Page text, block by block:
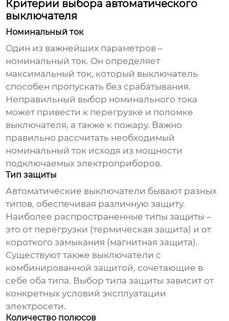
Критерии выбора автоматического
выключателя
Номинальный ток
Один из важнейших параметров –
номинальный ток. Он определяет
максимальный ток, который выключатель
способен пропускать без срабатывания.
Неправильный выбор номинального тока
может привести к перегрузке и поломке
выключателя, а также к пожару. Важно
правильно рассчитать необходимый
номинальный ток исходя из мощности
подключаемых электроприборов.
Тип защиты
Автоматические выключатели бывают разных
типов, обеспечивая различную защиту.
Наиболее распространенные типы защиты –
это от перегрузки (термическая защита) и от
короткого замыкания (магнитная защита).
Существуют также выключатели с
комбинированной защитой, сочетающие в
себе оба типа. Выбор типа защиты зависит от
конкретных условий эксплуатации
электросети.
Количество полюсов